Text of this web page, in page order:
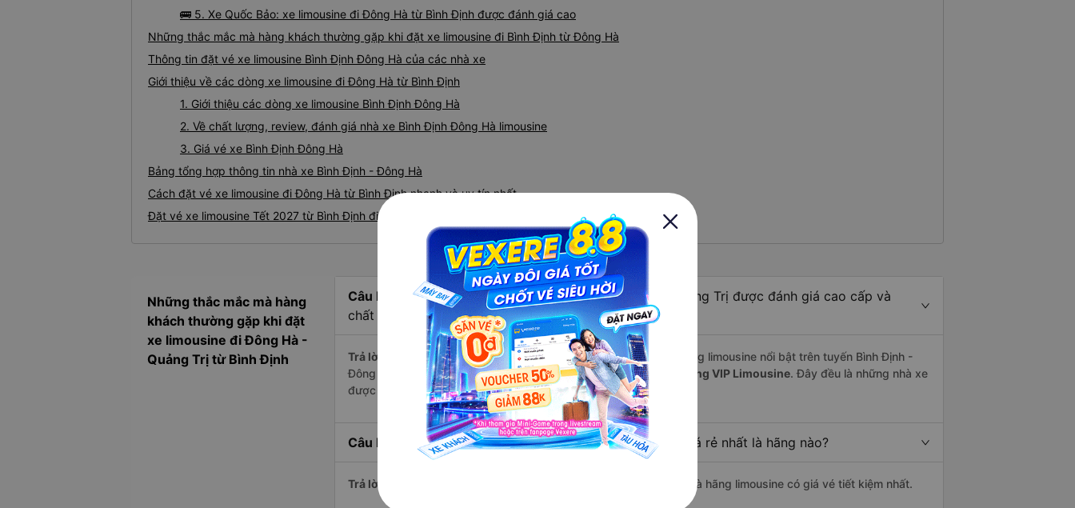
🚌 5. Xe Quốc Bảo: xe limousine đi Đông Hà từ Bình Định được đánh giá cao
Những thắc mắc mà hàng khách thường gặp khi đặt xe limousine đi Bình Định từ Đông Hà
Thông tin đặt vé xe limousine Bình Định Đông Hà của các nhà xe
Giới thiệu về các dòng xe limousine đi Đông Hà từ Bình Định
1. Giới thiệu các dòng xe limousine Bình Định Đông Hà
2. Về chất lượng, review, đánh giá nhà xe Bình Định Đông Hà limousine
3. Giá vé xe Bình Định Đông Hà
Bảng tổng hợp thông tin nhà xe Bình Định - Đông Hà
Cách đặt vé xe limousine đi Đông Hà từ Bình Định nhanh và uy tín nhất
Đặt vé xe limousine Tết 2027 từ Bình Định đi Đông Hà
Những thắc mắc mà hàng
khách thường gặp khi đặt
xe limousine đi Đông Hà -
Quảng Trị từ Bình Định
Câu hỏi:
Xe limousine nào từ Bình Định đi Đông Hà - Quảng Trị được đánh giá cao cấp và
chất lượng nhất?
Trả lời:
Nếu bạn tìm kiếm sự thoải mái và dịch vụ cao cấp, các hãng limousine nổi bật trên tuyến Bình Định -
Đông Hà - Quảng Trị làHK BUSLINES, HM Happycar và Quang Dũng VIP Limousine. Đây đều là những nhà xe
được nhiều khách hàng đánh giá cao về chất lượng phục vụ.
Câu hỏi: Hãng xe limousine đi Đông Hà - Quảng Trị có giá rẻ nhất là hãng nào?
Trả lời: hiện là hãng limousine có giá vé tiết kiệm nhất.